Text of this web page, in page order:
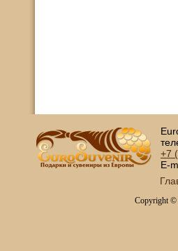
+7
E-
Copyright ©